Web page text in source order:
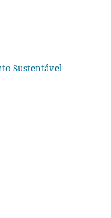
Sustentável